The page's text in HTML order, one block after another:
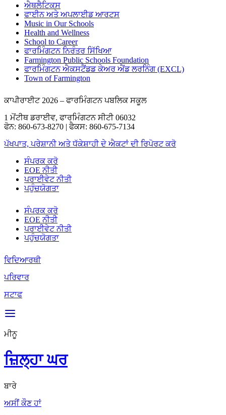
ਐਥਲੈਟਿਕਸ
ਫਾਈਨ ਅਤੇ ਅਪਲਾਈਡ ਆਰਟਸ
Music in Our Schools
Health and Wellness
School to Career
ਫਾਰਮਿੰਗਟਨ ਨਿਰੰਤਰ ਸਿੱਖਿਆ
Farmington Public Schools Foundation
ਫਾਰਮਿੰਗਟਨ ਐਕਸਟੈਂਡਡ ਕੇਅਰ ਐਂਡ ਲਰਨਿੰਗ (EXCL)
Town of Farmington
ਕਾਪੀਰਾਈਟ 2026 – ਫਾਰਮਿੰਗਟਨ ਪਬਲਿਕ ਸਕੂਲ
1 ਮੋਂਟੀਥ ਡਰਾਈਵ, ਫਾਰਮਿੰਗਟਨ ਸੀਟੀ 06032
ਫੋਨ: 860-673-8270 | ਫੈਕਸ: 860-675-7134
ਪੱਖਪਾਤ, ਪਰੇਸ਼ਾਨੀ ਅਤੇ ਧੱਕੇਸ਼ਾਹੀ ਦੇ ਐਕਟਾਂ ਦੀ ਰਿਪੋਰਟ ਕਰੋ
ਸੰਪਰਕ ਕਰੋ
EOE ਨੀਤੀ
ਪਰਾਈਵੇਟ ਨੀਤੀ
ਪਹੁੰਚਯੋਗਤਾ
ਸੰਪਰਕ ਕਰੋ
EOE ਨੀਤੀ
ਪਰਾਈਵੇਟ ਨੀਤੀ
ਪਹੁੰਚਯੋਗਤਾ
ਵਿਦਿਆਰਥੀ
ਪਰਿਵਾਰ
ਸਟਾਫ
ਮੀਨੂ
ਜ਼ਿਲ੍ਹਾ ਘਰ
ਬਾਰੇ
ਅਸੀਂ ਕੌਣ ਹਾਂ